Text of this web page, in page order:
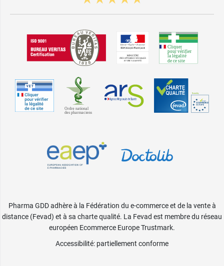
Pharma GDD adhère à la Fédération du e-commerce et de la vente à
distance (Fevad) et à sa charte qualité. La Fevad est membre du réseau
européen Ecommerce Europe Trustmark.
Accessibilité: partiellement conforme